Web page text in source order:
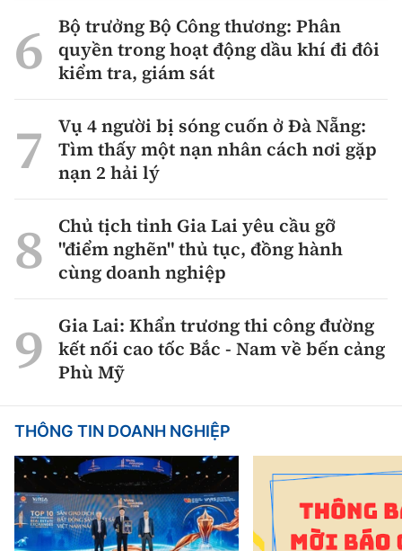
Bộ trưởng Bộ Công thương: Phân
quyền trong hoạt động dầu khí đi đôi
kiểm tra, giám sát
Vụ 4 người bị sóng cuốn ở Đà Nẵng:
Tìm thấy một nạn nhân cách nơi gặp
nạn 2 hải lý
Chủ tịch tỉnh Gia Lai yêu cầu gỡ
"điểm nghẽn" thủ tục, đồng hành
cùng doanh nghiệp
Gia Lai: Khẩn trương thi công đường
kết nối cao tốc Bắc - Nam về bến cảng
Phù Mỹ
THÔNG TIN DOANH NGHIỆP